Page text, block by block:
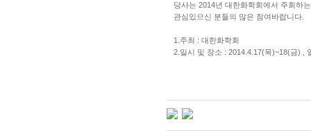
당사는 2014년 대한화학회에서 주회하
관심있으신 분들의 많은 참여바랍니다.
1.주최 : 대한화학회
2.일시 및 장소 : 2014.4.17(목)~18(금) ,